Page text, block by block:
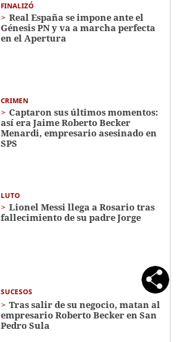
FINALIZÓ
Real España se impone ante el
Génesis PN y va a marcha perfecta
en el Apertura
CRIMEN
Captaron sus últimos momentos:
así era Jaime Roberto Becker
Menardi​​​, empresario asesinado en
SPS
LUTO
Lionel Messi llega a Rosario tras
fallecimiento de su padre Jorge
SUCESOS
Tras salir de su negocio, matan al
empresario Roberto Becker en San
Pedro Sula